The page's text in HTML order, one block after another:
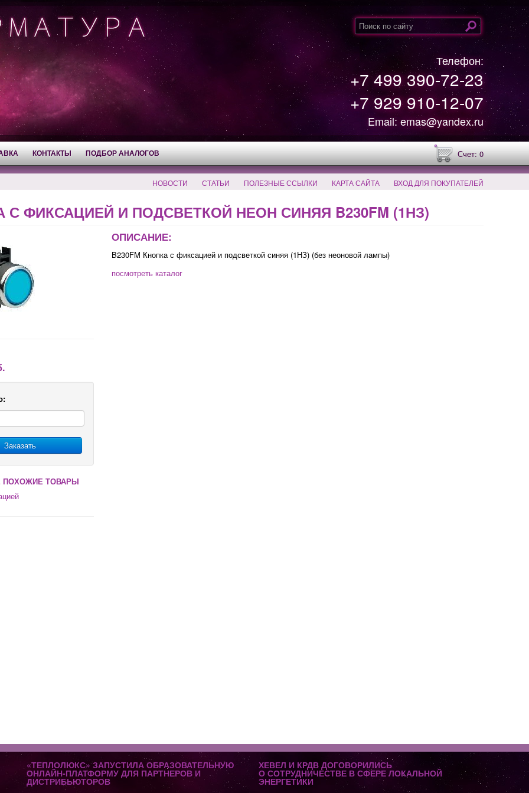
Телефон:
+7 499 390-72-23
+7 929 910-12-07
Email: emas@yandex.ru
КОНТАКТЫ ПОДБОР АНАЛОГОВ Счет: 0
НОВОСТИ СТАТЬИ ПОЛЕЗНЫЕ ССЫЛКИ КАРТА САЙТА ВХОД ДЛЯ ПОКУПАТЕЛЕЙ
С ФИКСАЦИЕЙ И ПОДСВЕТКОЙ НЕОН СИНЯЯ B230FM (1НЗ)
Заказать
ПОХОЖИЕ ТОВАРЫ
ОПИСАНИЕ:
B230FM Кнопка с фиксацией и подсветкой синяя (1НЗ) (без неоновой лампы)
посмотреть каталог
«ТЕПЛОЛЮКС» ЗАПУСТИЛА ОБРАЗОВАТЕЛЬНУЮ
ОНЛАЙН-ПЛАТФОРМУ ДЛЯ ПАРТНЕРОВ И
ДИСТРИБЬЮТОРОВ
ХЕВЕЛ И КРДВ ДОГОВОРИЛИСЬ
О СОТРУДНИЧЕСТВЕ В СФЕРЕ ЛОКАЛЬНОЙ
ЭНЕРГЕТИКИ